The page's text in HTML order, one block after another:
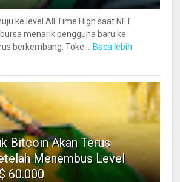
ke level All Time High saat NFT
menarik pengguna baru ke
berkembang. Toke...
Baca lebih
Bitcoin Akan Terus
Menembus Level
60.000